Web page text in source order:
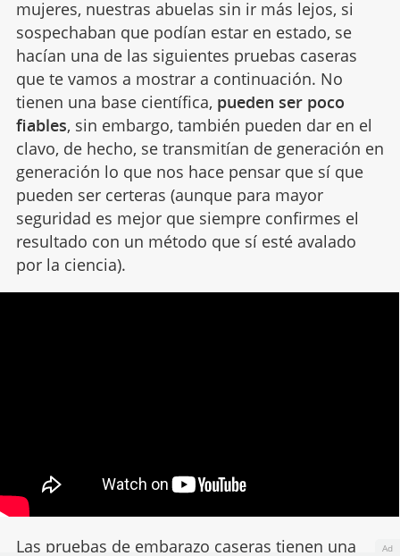
mujeres, nuestras abuelas sin ir más lejos, si
sospechaban que podían estar en estado, se
hacían una de las siguientes pruebas caseras
que te vamos a mostrar a continuación. No
tienen una base científica, pueden ser poco
fiables, sin embargo, también pueden dar en el
clavo, de hecho, se transmitían de generación en
generación lo que nos hace pensar que sí que
pueden ser certeras (aunque para mayor
seguridad es mejor que siempre confirmes el
resultado con un método que sí esté avalado
por la ciencia).
Las pruebas de embarazo caseras tienen una Ad